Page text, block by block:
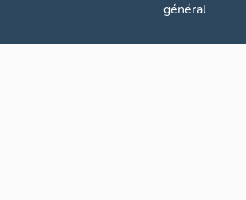
général